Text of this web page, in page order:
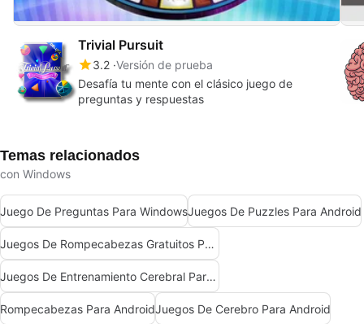
Trivial Pursuit
3.2 Versión de prueba
Desafía tu mente con el clásico juego de
preguntas y respuestas
Temas relacionados
con Windows
Juego De Preguntas Para WindowsJuegos De Puzzles Para Android
Juegos De Rompecabezas Gratuitos Para Android
Juegos De Entrenamiento Cerebral Para Android
Rompecabezas Para AndroidJuegos De Cerebro Para Android